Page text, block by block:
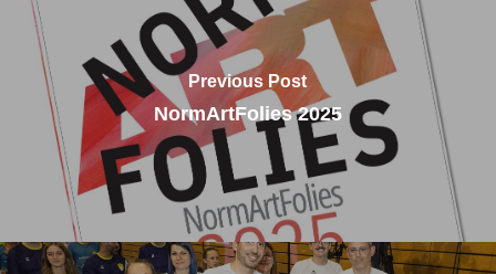
Previous Post
NormArtFolies 2025